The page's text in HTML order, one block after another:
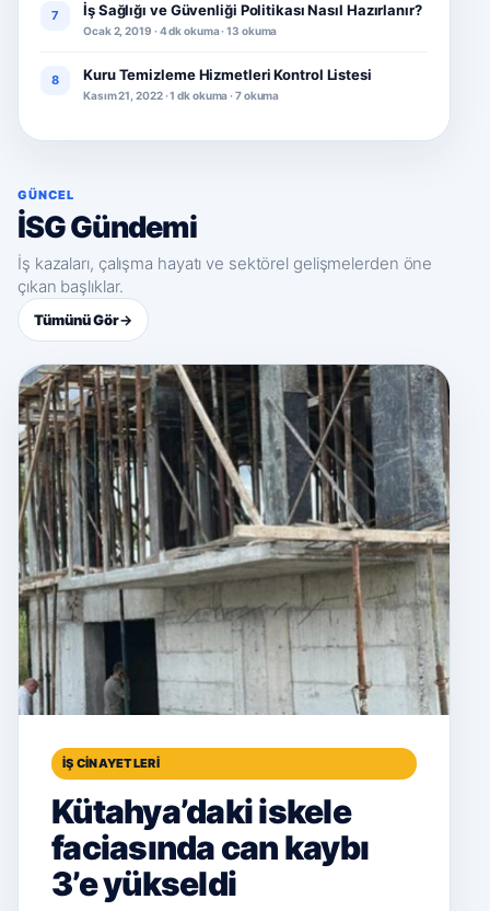
7 İş Sağlığı ve Güvenliği Politikası Nasıl Hazırlanır?
Ocak 2, 2019 · 4 dk okuma · 13 okuma
8 Kuru Temizleme Hizmetleri Kontrol Listesi
Kasım 21, 2022 · 1 dk okuma · 7 okuma
GÜNCEL
İSG Gündemi
İş kazaları, çalışma hayatı ve sektörel gelişmelerden öne
çıkan başlıklar.
Tümünü Gör→
İŞ CINAYETLERI
Kütahya’daki iskele
faciasında can kaybı
3’e yükseldi